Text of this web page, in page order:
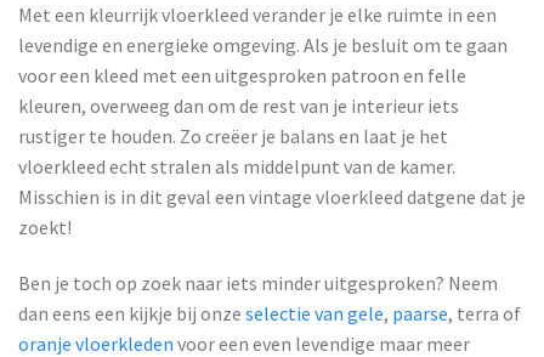
Met een kleurrijk vloerkleed verander je elke ruimte in een
levendige en energieke omgeving. Als je besluit om te gaan
voor een kleed met een uitgesproken patroon en felle
kleuren, overweeg dan om de rest van je interieur iets
rustiger te houden. Zo creëer je balans en laat je het
vloerkleed echt stralen als middelpunt van de kamer.
Misschien is in dit geval een vintage vloerkleed datgene dat je
zoekt!
Ben je toch op zoek naar iets minder uitgesproken? Neem
dan eens een kijkje bij onze selectie van gele, paarse, terra of
oranje vloerkleden voor een even levendige maar meer